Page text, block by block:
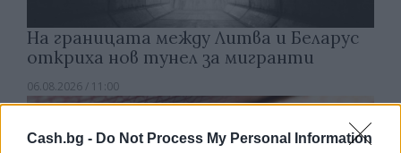
Cash.bg - Do Not Process My Personal Information
На границата между Литва и Беларус
откриха нов тунел за мигранти
06.08.2026 / 11:00